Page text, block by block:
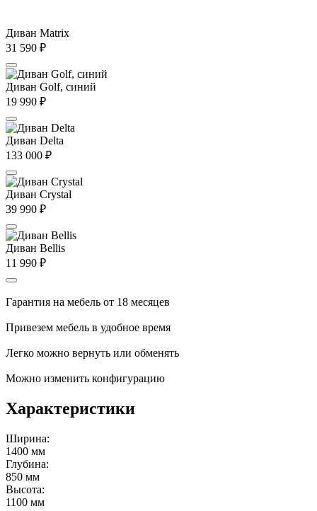
Диван Matrix
31 590 ₽
Диван Golf, синий
19 990 ₽
Диван Delta
133 000 ₽
Диван Crystal
39 990 ₽
Диван Bellis
11 990 ₽
Гарантия на мебель от 18 месяцев
Привезем мебель в удобное время
Легко можно вернуть или обменять
Можно изменить конфигурацию
Характеристики
Ширина:
1400 мм
Глубина:
850 мм
Высота:
1100 мм